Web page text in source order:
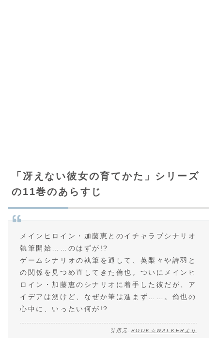
「冴えない彼女の育てかた」シリーズ
の11巻のあらすじ
メインヒロイン・加藤恵とのイチャラブシナリオ
執筆開始……のはずが!?
ゲームシナリオの執筆を通して、英梨々や詩羽と
の関係を見つめ直してきた倫也。ついにメインヒ
ロイン・加藤恵のシナリオに着手した彼だが、ア
イデアは湧けど、なぜか筆は進まず……。倫也の
心中に、いったい何が!?
引用元: BOOK☆WALKERより